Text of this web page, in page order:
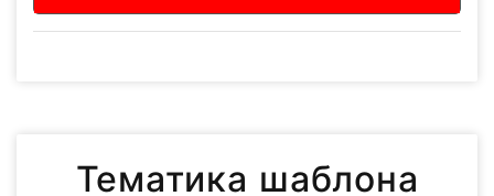
Тематика шаблона